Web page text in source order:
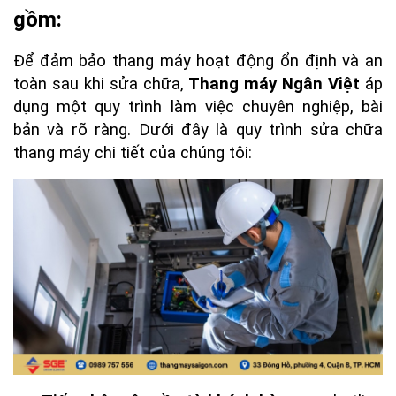
gồm:
Để đảm bảo thang máy hoạt động ổn định và an
toàn sau khi sửa chữa, Thang máy Ngân Việt áp
dụng một quy trình làm việc chuyên nghiệp, bài
bản và rõ ràng. Dưới đây là quy trình sửa chữa
thang máy chi tiết của chúng tôi: